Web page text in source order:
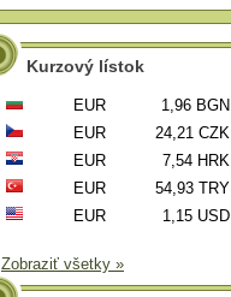
Kurzový lístok
EUR
1,96 BGN
EUR
24,21 CZK
EUR
7,54 HRK
EUR
54,93 TRY
EUR
1,15 USD
Zobraziť všetky »